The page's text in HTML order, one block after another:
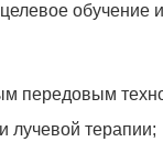
передовым
лучевой терапии;